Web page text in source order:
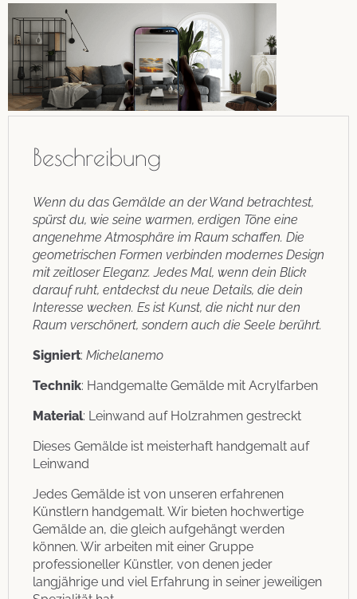
Beschreibung
Wenn du das Gemälde an der Wand betrachtest,
spürst du, wie seine warmen, erdigen Töne eine
angenehme Atmosphäre im Raum schaffen. Die
geometrischen Formen verbinden modernes Design
mit zeitloser Eleganz. Jedes Mal, wenn dein Blick
darauf ruht, entdeckst du neue Details, die dein
Interesse wecken. Es ist Kunst, die nicht nur den
Raum verschönert, sondern auch die Seele berührt.
Signiert: Michelanemo
Technik: Handgemalte Gemälde mit Acrylfarben
Material: Leinwand auf Holzrahmen gestreckt
Dieses Gemälde ist meisterhaft handgemalt auf
Leinwand
Jedes Gemälde ist von unseren erfahrenen
Künstlern handgemalt. Wir bieten hochwertige
Gemälde an, die gleich aufgehängt werden
können. Wir arbeiten mit einer Gruppe
professioneller Künstler, von denen jeder
langjährige und viel Erfahrung in seiner jeweiligen